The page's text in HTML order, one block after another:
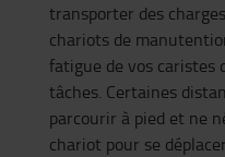
transporter des
chariots de
fatigue de vos caristes
tâches. Certaines
parcourir à pied et ne
chariot pour se